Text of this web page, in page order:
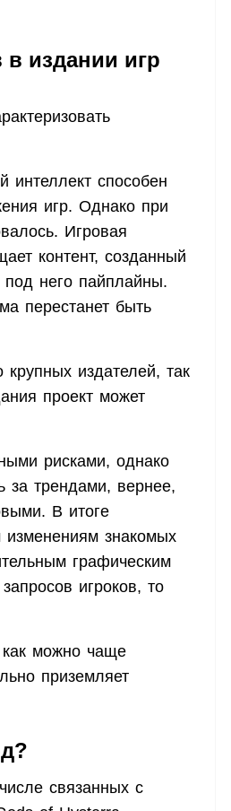
в издании игр
интеллект способен
игр. Однако при
Игровая
контент, созданный
под него пайплайны.
перестанет быть
издателей, так
проект может
рисками, однако
за трендами, вернее,
В итоге
знакомых
графическим
игроков, то
можно чаще
приземляет
связанных с